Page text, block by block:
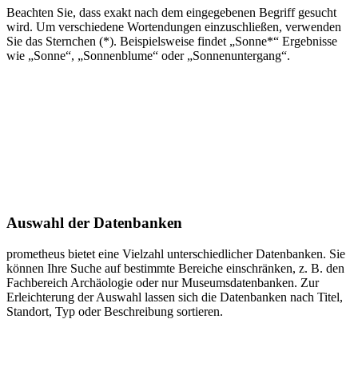
Beachten Sie, dass exakt nach dem eingegebenen Begriff gesucht
wird. Um verschiedene Wortendungen einzuschließen, verwenden
Sie das Sternchen (*). Beispielsweise findet „Sonne*“ Ergebnisse
wie „Sonne“, „Sonnenblume“ oder „Sonnenuntergang“.
Auswahl der Datenbanken
prometheus bietet eine Vielzahl unterschiedlicher Datenbanken. Sie
können Ihre Suche auf bestimmte Bereiche einschränken, z. B. den
Fachbereich Archäologie oder nur Museumsdatenbanken. Zur
Erleichterung der Auswahl lassen sich die Datenbanken nach Titel,
Standort, Typ oder Beschreibung sortieren.